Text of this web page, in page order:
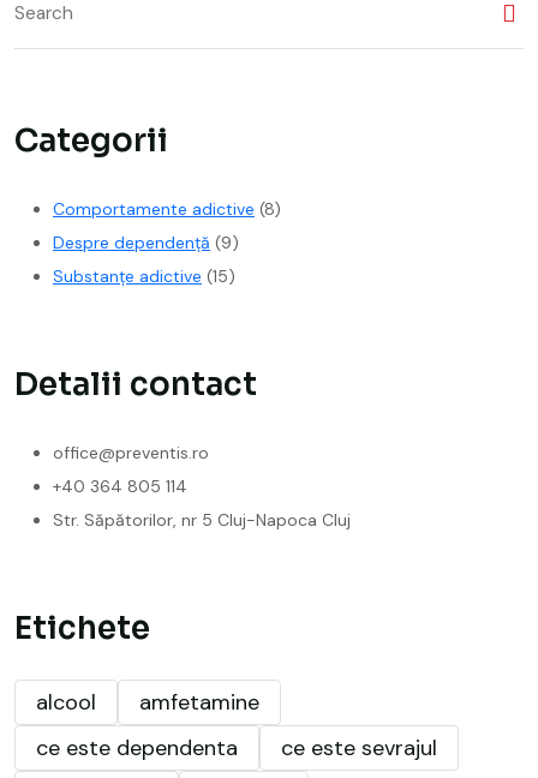
Categorii
Comportamente adictive (8)
Despre dependență (9)
Substanțe adictive (15)
Detalii contact
office@preventis.ro
+40 364 805 114
Str. Săpătorilor, nr 5 Cluj-Napoca Cluj
Etichete
alcool
amfetamine
ce este dependenta
ce este sevrajul